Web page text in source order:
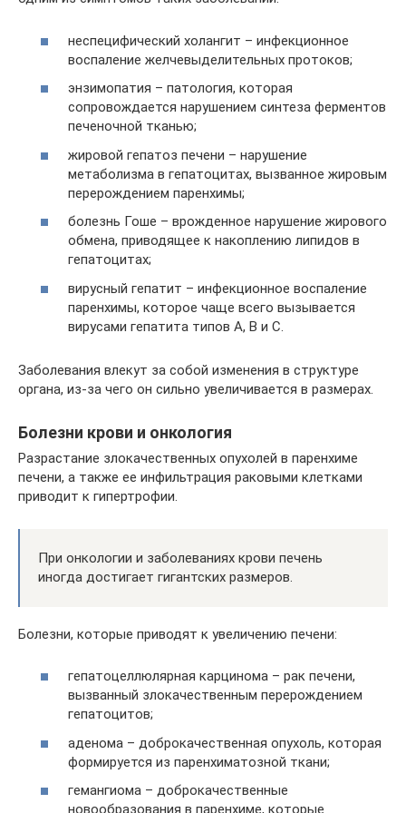
неспецифический холангит – инфекционное
воспаление желчевыделительных протоков;
энзимопатия – патология, которая
сопровождается нарушением синтеза ферментов
печеночной тканью;
жировой гепатоз печени – нарушение
метаболизма в гепатоцитах, вызванное жировым
перерождением паренхимы;
болезнь Гоше – врожденное нарушение жирового
обмена, приводящее к накоплению липидов в
гепатоцитах;
вирусный гепатит – инфекционное воспаление
паренхимы, которое чаще всего вызывается
вирусами гепатита типов А, В и С.
Заболевания влекут за собой изменения в структуре
органа, из-за чего он сильно увеличивается в размерах.
Болезни крови и онкология
Разрастание злокачественных опухолей в паренхиме
печени, а также ее инфильтрация раковыми клетками
приводит к гипертрофии.
При онкологии и заболеваниях крови печень
иногда достигает гигантских размеров.
Болезни, которые приводят к увеличению печени:
гепатоцеллюлярная карцинома – рак печени,
вызванный злокачественным перерождением
гепатоцитов;
аденома – доброкачественная опухоль, которая
формируется из паренхиматозной ткани;
гемангиома – доброкачественные
новообразования в паренхиме, которые